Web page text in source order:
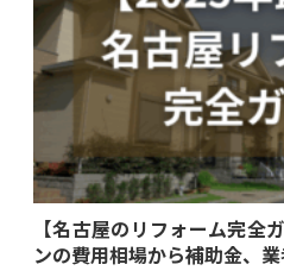
【名古屋のリフォーム完全
ンの費用相場から補助金、